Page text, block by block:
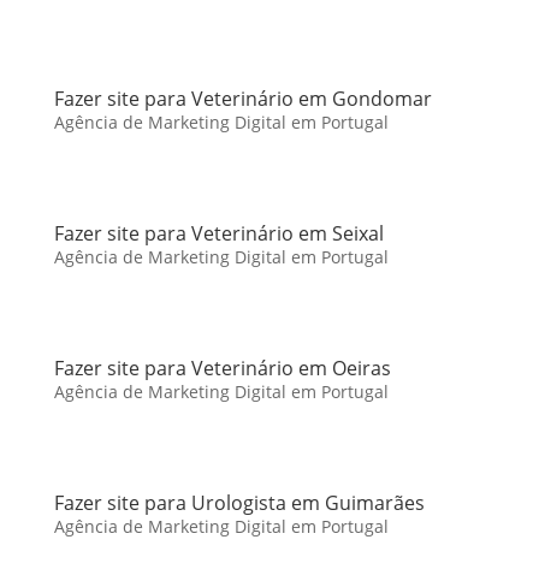
Fazer site para Veterinário em Gondomar
Agência de Marketing Digital em Portugal
Fazer site para Veterinário em Seixal
Agência de Marketing Digital em Portugal
Fazer site para Veterinário em Oeiras
Agência de Marketing Digital em Portugal
Fazer site para Urologista em Guimarães
Agência de Marketing Digital em Portugal